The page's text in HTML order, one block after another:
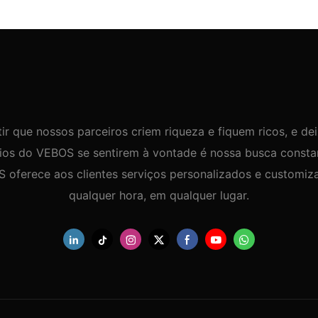
que nossos parceiros criem riqueza e fiquem ricos, e
do VEBOS se sentirem à vontade é nossa busca
oferece aos clientes serviços personalizados e
qualquer hora, em qualquer lugar.